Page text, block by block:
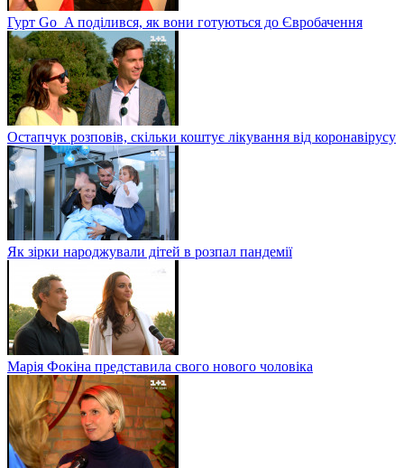
Гурт Go_A поділився, як вони готуються до Євробачення
Остапчук розповів, скільки коштує лікування від коронавірусу
Як зірки народжували дітей в розпал пандемії
Марія Фокіна представила свого нового чоловіка